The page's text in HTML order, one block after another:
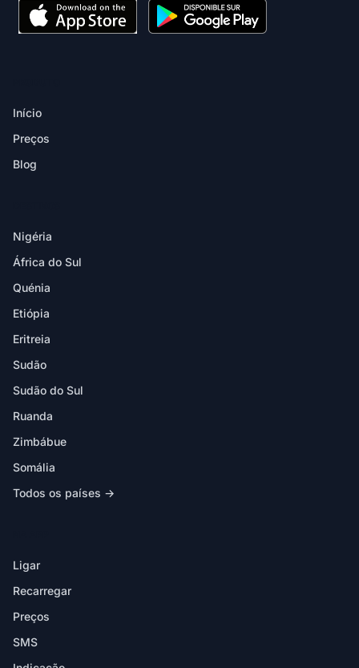
Início
Preços
Blog
Nigéria
África do Sul
Quénia
Etiópia
Eritreia
Sudão
Sudão do Sul
Ruanda
Zimbábue
Somália
Todos os países →
Ligar
Recarregar
Preços
SMS